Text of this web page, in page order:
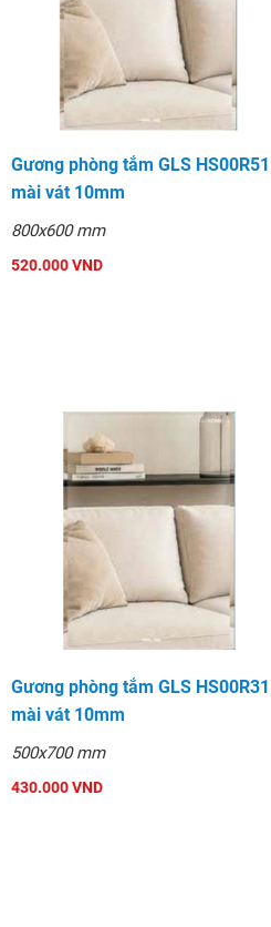
mài cạnh đứng
Gương phòng tắm GLS HS00R51
mài vát 10mm
800x600 mm
520.000 VND
Gương phòng tắm GLS HS00R31
mài vát 10mm
500x700 mm
430.000 VND